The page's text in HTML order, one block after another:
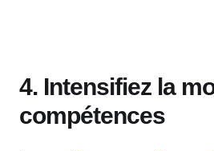
4. Intensifiez la
compétences